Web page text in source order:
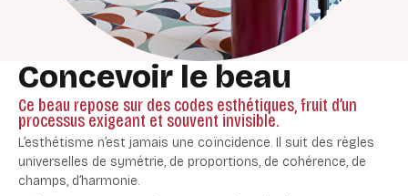
Concevoir le beau
Ce beau repose sur des codes esthétiques, fruit d’un
processus exigeant et souvent invisible.
L’esthétisme n’est jamais une coïncidence. Il suit des règles
universelles de symétrie, de proportions, de cohérence, de
champs, d’harmonie.